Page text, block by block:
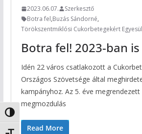
Nagy kontraszt váltása
2023.06.07.
Szerkesztő
Botra fel,Buzás Sándorné,
Törökszentmiklósi Cukorbetegekért
Botra fel! 2023-ban is
Idén 22 város csatlakozott a
Országos Szövetsége által
kampányhoz. Az 5. éve
megmozdulás
Read More